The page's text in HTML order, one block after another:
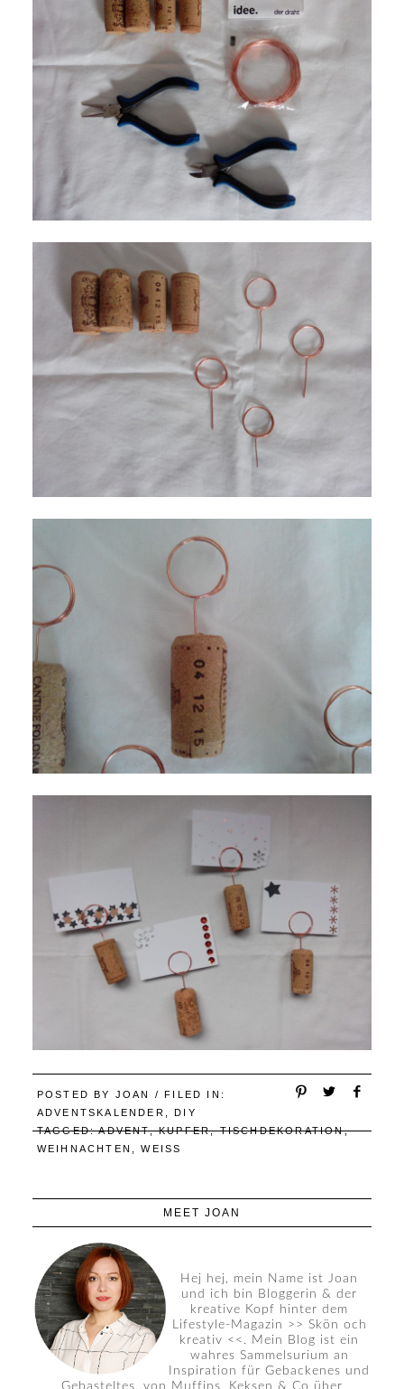
POSTED BY JOAN
/ FILED IN:
ADVENTSKALENDER ,
DIY
TAGGED:ADVENT,KUPFER,TISCHDEKORATION,
WEIHNACHTEN ,WEISS
MEET JOAN
Hej hej, mein Name ist Joan
und ich bin Bloggerin & der
kreative Kopf hinter dem
Lifestyle-Magazin >> Skön och
kreativ <<. Mein Blog ist ein
wahres Sammelsurium an
Inspiration für Gebackenes und